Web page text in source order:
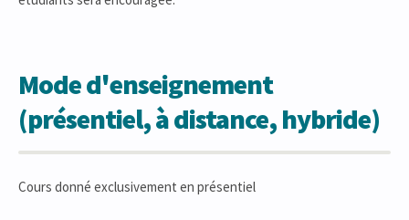
Mode d'enseignement
(présentiel, à distance, hybride)
Cours donné exclusivement en présentiel